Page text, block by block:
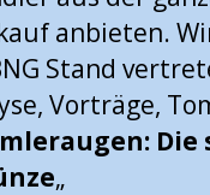
anbieten.
Stand
Vorträge,
Die
„